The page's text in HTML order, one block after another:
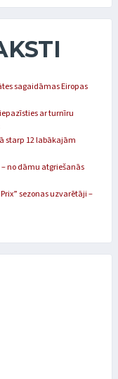
sagaidāmas Eiropas
ar turnīru
starp 12 labākajām
no dāmu atgriešanās
sezonas uzvarētāji –